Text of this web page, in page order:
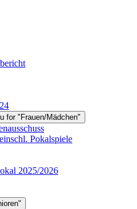
for "Frauen/Mädchen"
Pokalspiele
2025/2026